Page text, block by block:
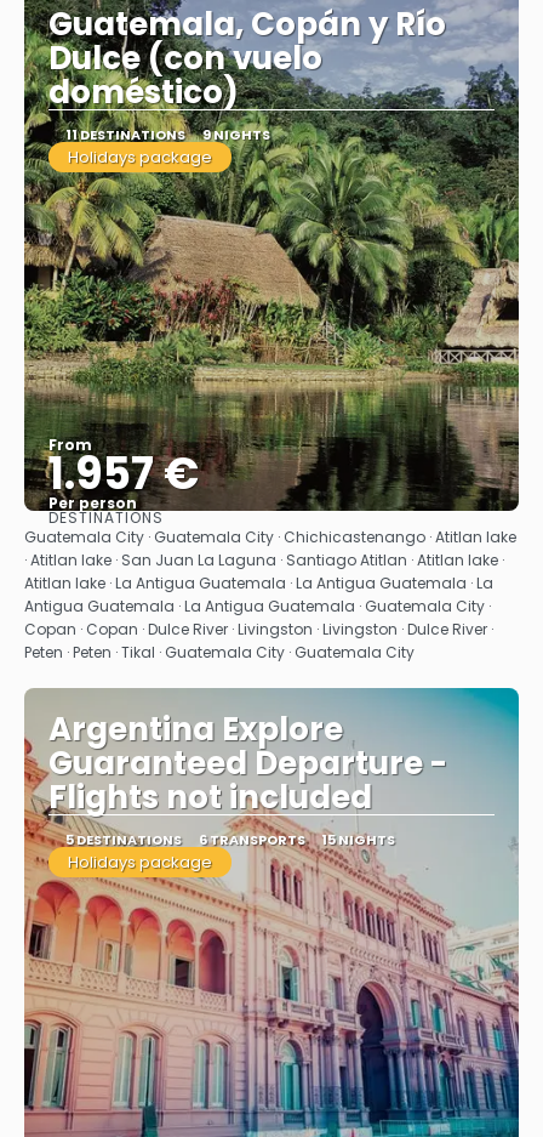
Guatemala, Copán y Río
Dulce (con vuelo
doméstico)
11 DESTINATIONS 9 NIGHTS
Holidays package
From
1.957 €
Per person
See
DESTINATIONS
Guatemala City · Guatemala City · Chichicastenango · Atitlan lake
· Atitlan lake · San Juan La Laguna · Santiago Atitlan · Atitlan lake ·
Atitlan lake · La Antigua Guatemala · La Antigua Guatemala · La
Antigua Guatemala · La Antigua Guatemala · Guatemala City ·
Copan · Copan · Dulce River · Livingston · Livingston · Dulce River ·
Peten · Peten · Tikal · Guatemala City · Guatemala City
Argentina Explore
Guaranteed Departure -
Flights not included
5 DESTINATIONS 6 TRANSPORTS 15 NIGHTS
Holidays package